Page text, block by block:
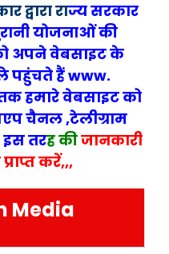
द्वारा राज्यसरकार
योजनाओं की
अपने वेबसाइट के
पहुंचते हैं www.
हमारे वेबसाइट को
चैनल ,टेलीग्राम
तरह कीजानकारी
करें,,,
Media